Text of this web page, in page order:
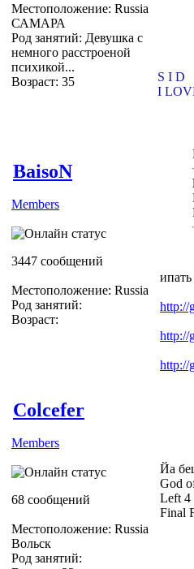
Местоположение: Russia
САМАРА
Род занятий: Девушка с
немного расстроеной
психикой...
Возраст: 35
S I D
I
BaisoN
Members
3447 сообщений
Местоположение: Russia
Род занятий:
Возраст:
http://
http://
http://
Colcefer
Members
68 сообщений
Местоположение: Russia
Вольск
Род занятий:
Йа
God
Left 4
Final